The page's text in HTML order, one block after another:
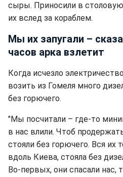
сыры. Приносили в
их вслед за кораблем.
Мы их запугали –
часов арка взлетит
Когда исчезло
возить из Гомеля много
без горючего.
"Мы посчитали – где-то
в нас влили. Чтоб
стояли без горючего. Вся их
вдоль Киева, стояла без
Во-первых, они спасали нас,